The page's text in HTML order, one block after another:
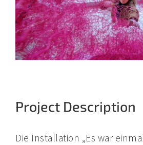
Project Description
Die Installation „Es war